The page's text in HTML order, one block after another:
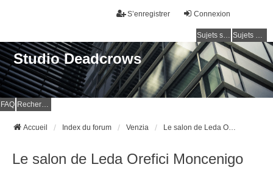
Connexion
S’enregistrer
Sujets sans réponse Sujets actifs
Studio Deadcrows
FAQ Rechercher
Accueil Index du forum Venzia Le salon de Leda Orefici Moncenigo
Le salon de Leda Orefici Moncenigo